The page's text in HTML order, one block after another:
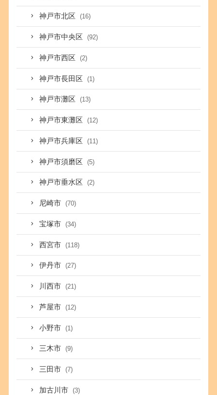
神戸市北区 (16)
神戸市中央区 (92)
神戸市西区 (2)
神戸市長田区 (1)
神戸市灘区 (13)
神戸市東灘区 (12)
神戸市兵庫区 (11)
神戸市須磨区 (5)
神戸市垂水区 (2)
尼崎市 (70)
宝塚市 (34)
西宮市 (118)
伊丹市 (27)
川西市 (21)
芦屋市 (12)
小野市 (1)
三木市 (9)
三田市 (7)
加古川市 (3)